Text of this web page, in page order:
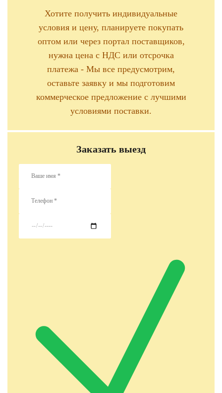
Хотите получить индивидуальные
условия и цену, планируете покупать
оптом или через портал поставщиков,
нужна цена с НДС или отсрочка
платежа - Мы все предусмотрим,
оставьте заявку и мы подготовим
коммерческое предложение с лучшими
условиями поставки.
Заказать выезд